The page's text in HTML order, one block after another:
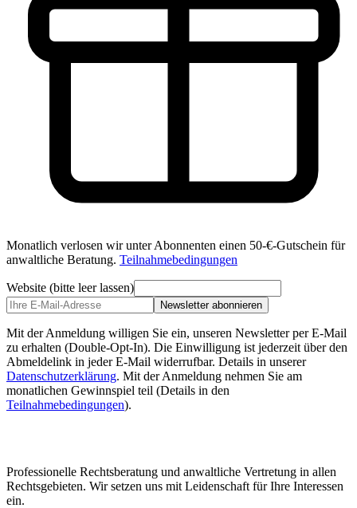
Monatlich verlosen wir unter Abonnenten einen 50-€-Gutschein für
anwaltliche Beratung. Teilnahmebedingungen
Website (bitte leer lassen)
Newsletter abonnieren
Mit der Anmeldung willigen Sie ein, unseren Newsletter per E-Mail
zu erhalten (Double-Opt-In). Die Einwilligung ist jederzeit über den
Abmeldelink in jeder E-Mail widerrufbar. Details in unserer
Datenschutzerklärung. Mit der Anmeldung nehmen Sie am
monatlichen Gewinnspiel teil (Details in den
Teilnahmebedingungen).
Professionelle Rechtsberatung und anwaltliche Vertretung in allen
Rechtsgebieten. Wir setzen uns mit Leidenschaft für Ihre Interessen
ein.